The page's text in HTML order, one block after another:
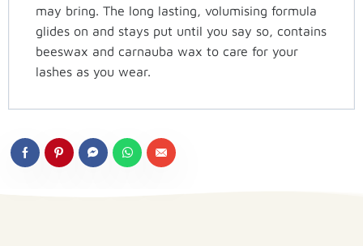
may bring. The long lasting, volumising formula
glides on and stays put until you say so, contains
beeswax and carnauba wax to care for your
lashes as you wear.